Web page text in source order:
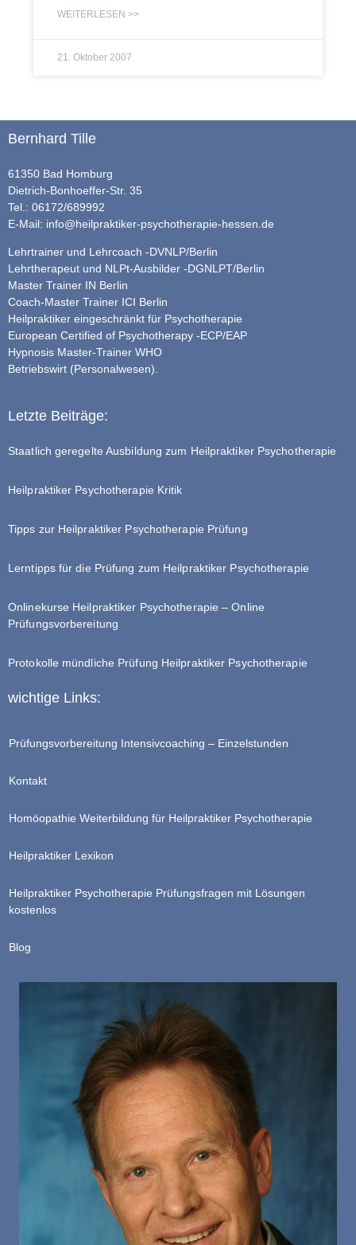
WEITERLESEN >>
21. Oktober 2007
Bernhard Tille
61350 Bad Homburg
Dietrich-Bonhoeffer-Str. 35
Tel.: 06172/689992
E-Mail: info@heilpraktiker-psychotherapie-hessen.de
Lehrtrainer und Lehrcoach -DVNLP/Berlin
Lehrtherapeut und NLPt-Ausbilder -DGNLPT/Berlin
Master Trainer IN Berlin
Coach-Master Trainer ICI Berlin
Heilpraktiker eingeschränkt für Psychotherapie
European Certified of Psychotherapy -ECP/EAP
Hypnosis Master-Trainer WHO
Betriebswirt (Personalwesen).
Letzte Beiträge:
Staatlich geregelte Ausbildung zum Heilpraktiker Psychotherapie
Heilpraktiker Psychotherapie Kritik
Tipps zur Heilpraktiker Psychotherapie Prüfung
Lerntipps für die Prüfung zum Heilpraktiker Psychotherapie
Onlinekurse Heilpraktiker Psychotherapie – Online
Prüfungsvorbereitung
Protokolle mündliche Prüfung Heilpraktiker Psychotherapie
wichtige Links:
Prüfungsvorbereitung Intensivcoaching – Einzelstunden
Kontakt
Homöopathie Weiterbildung für Heilpraktiker Psychotherapie
Heilpraktiker Lexikon
Heilpraktiker Psychotherapie Prüfungsfragen mit Lösungen
kostenlos
Blog